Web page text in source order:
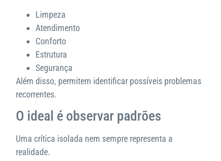
Limpeza
Atendimento
Conforto
Estrutura
Segurança
Além disso, permitem identificar possíveis problemas
recorrentes.
O ideal é observar padrões
Uma crítica isolada nem sempre representa a
realidade.